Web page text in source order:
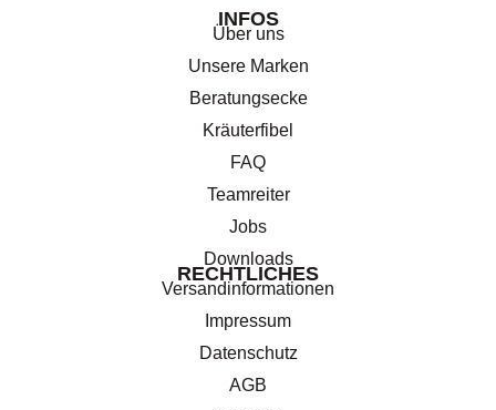
INFOS
Über uns
Unsere Marken
Beratungsecke
Kräuterfibel
FAQ
Teamreiter
Jobs
Downloads
RECHTLICHES
Versandinformationen
Impressum
Datenschutz
AGB